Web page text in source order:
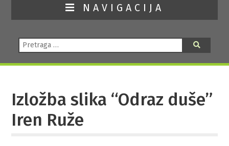
NAVIGACIJA
Pretraga:
Izložba slika “Odraz duše”
Iren Ruže